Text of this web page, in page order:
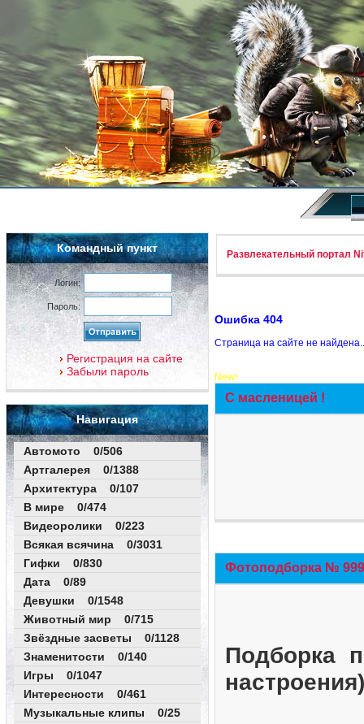
Командный пункт
Логин:
Пароль:
Регистрация на сайте
Забыли пароль
Навигация
Автомото 0/506
Артгалерея 0/1388
Архитектура 0/107
В мире 0/474
Видеоролики 0/223
Всякая всячина 0/3031
Гифки 0/830
Дата 0/89
Девушки 0/1548
Животный мир 0/715
Звёздные засветы 0/1128
Знаменитости 0/140
Игры 0/1047
Интересности 0/461
Музыкальные клипы 0/25
Развлекательный портал
Ошибка 404
Страница на сайте не
New!
С масленицей !
Фотоподборка №
Подборка